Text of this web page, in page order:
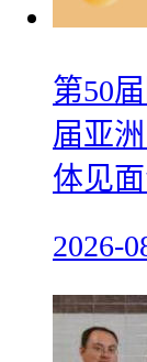
第50
届亚
体见
2026-